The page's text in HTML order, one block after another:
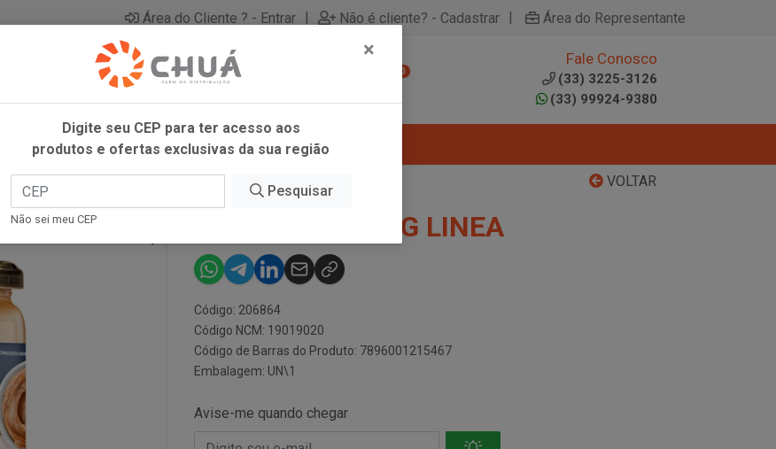
Área do Cliente ? - Entrar | Não é cliente? - Cadastrar | Área do Representante
0
Fale Conosco
(33) 3225-3126
(33) 99924-9380
VOLTAR
DOCE LEITE 210G LINEA
Código: 206864
Código NCM: 19019020
Código de Barras do Produto: 7896001215467
Embalagem: UN\1
Avise-me quando chegar
×
Digite seu CEP para ter acesso aos
produtos e ofertas exclusivas da sua região
Pesquisar
Não sei meu CEP